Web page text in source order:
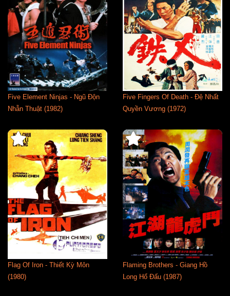
Five Element Ninjas - Ngũ Độn
Nhẫn Thuật (1982)
Five Fingers Of Death - Đệ Nhất
Quyền Vương (1972)
Flag Of Iron - Thiết Kỳ Môn
(1980)
Flaming Brothers - Giang Hồ
Long Hổ Đấu (1987)